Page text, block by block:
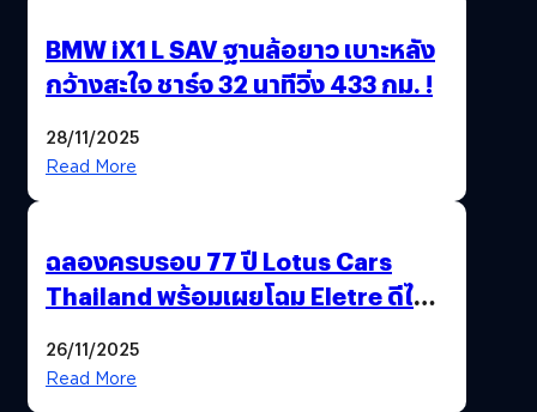
BMW iX1 L SAV ฐานล้อยาว เบาะหลัง
กว้างสะใจ ชาร์จ 32 นาทีวิ่ง 433 กม. !
28/11/2025
Read More
ฉลองครบรอบ 77 ปี Lotus Cars
Thailand พร้อมเผยโฉม Eletre ดีไซน์
26/11/2025
Read More